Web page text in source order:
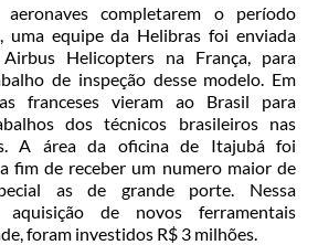
completarem o período
uma equipe da Helibras foi enviada
Helicopters na França, para
de inspeção desse modelo. Em
franceses vieram ao Brasil para
dos técnicos brasileiros nas
A área da oficina de Itajubá foi
fim de receber um numero maior de
as de grande porte. Nessa
de novos ferramentais
foram investidos R$ 3 milhões.